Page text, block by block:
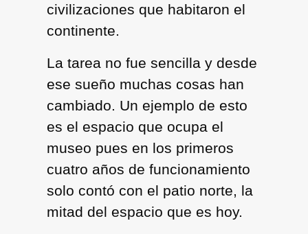
civilizaciones que habitaron el
continente.
La tarea no fue sencilla y desde
ese sueño muchas cosas han
cambiado. Un ejemplo de esto
es el espacio que ocupa el
museo pues en los primeros
cuatro años de funcionamiento
solo contó con el patio norte, la
mitad del espacio que es hoy.